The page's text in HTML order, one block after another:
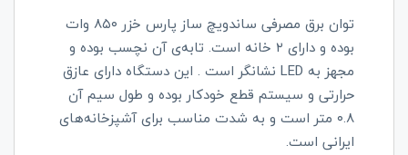
توان برق مصرفی ساندویچ ساز پارس خزر ۸۵۰ وات
بوده و دارای ۲ خانه است. تابه‌ی آن نچسب بوده و
مجهز به LED نشانگر است . این دستگاه دارای عازق
حرارتی و سیستم قطع خودکار بوده و طول سیم آن
۰.۸ متر است و به شدت مناسب برای آشپزخانه‌های
ایرانی است.